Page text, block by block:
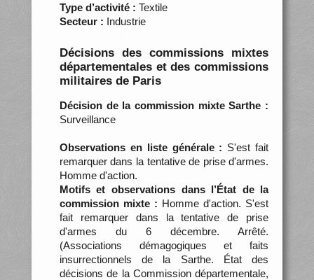
Type d’activité : Textile
Secteur : Industrie
Décisions des commissions mixtes
départementales et des commissions
militaires de Paris
Décision de la commission mixte Sarthe :
Surveillance
Observations en liste générale : S'est fait
remarquer dans la tentative de prise d'armes.
Homme d'action.
Motifs et observations dans l’État de la
commission mixte : Homme d'action. S'est
fait remarquer dans la tentative de prise
d'armes du 6 décembre. Arrêté.
(Associations démagogiques et faits
insurrectionnels de la Sarthe. État des
décisions de la Commission départementale,